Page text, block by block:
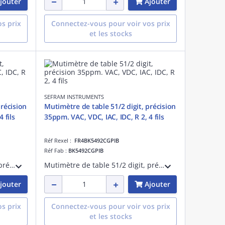
prix
Connectez-vous pour voir vos prix
et les stocks
fils
Mutimètre de table 61/2 digit, précision 35ppm. VAC, VDC, IAC, IDC, Résistance 2, 4 fils.Mesure de température. Double afficheur. Interface USB, RS-232, LAN.
prix
SEFRAM INSTRUMENTS
Mutimètre de table 51/2 digit, précision
35ppm. VAC, VDC, IAC, IDC, R 2, 4 fils
Réf Rexel : FR4BK5492CGPIB
Réf Fab : BK5492CGPIB
Mutimètre de table 51/2 digit, précision 35ppm. VAC, VDC, IAC, IDC, Résistance 2, 4 fils.Mesure de température. Double afficheur. Interface USB, RS-232, LAN,GPIB.
Ajouter
Connectez-vous pour voir vos prix
et les stocks